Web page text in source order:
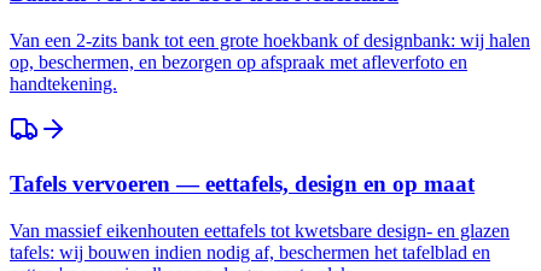
Van een 2-zits bank tot een grote hoekbank of designbank: wij halen
op, beschermen, en bezorgen op afspraak met afleverfoto en
handtekening.
Tafels vervoeren — eettafels, design en op maat
Van massief eikenhouten eettafels tot kwetsbare design- en glazen
tafels: wij bouwen indien nodig af, beschermen het tafelblad en